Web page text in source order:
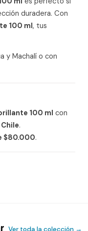
duradera. Con
100 ml, tus
y Machalí o con
100 ml con
.
$80.000.